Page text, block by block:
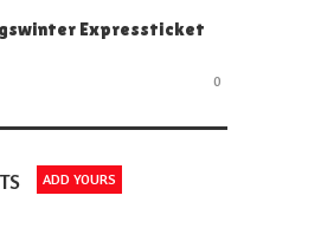
Expressticket
0
ADD YOURS